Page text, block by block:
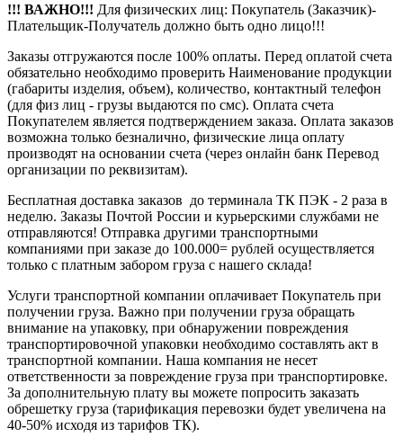
!!! ВАЖНО!!! Для физических лиц: Покупатель (Заказчик)-
Плательщик-Получатель должно быть одно лицо!!!
Заказы отгружаются после 100% оплаты. Перед оплатой счета
обязательно необходимо проверить Наименование продукции
(габариты изделия, объем), количество, контактный телефон
(для физ лиц - грузы выдаются по смс). Оплата счета
Покупателем является подтверждением заказа. Оплата заказов
возможна только безналично, физические лица оплату
производят на основании счета (через онлайн банк Перевод
организации по реквизитам).
Бесплатная доставка заказов до терминала ТК ПЭК - 2 раза в
неделю. Заказы Почтой России и курьерскими службами не
отправляются! Отправка другими транспортными
компаниями при заказе до 100.000= рублей осуществляется
только с платным забором груза с нашего склада!
Услуги транспортной компании оплачивает Покупатель при
получении груза. Важно при получении груза обращать
внимание на упаковку, при обнаружении повреждения
транспортировочной упаковки необходимо составлять акт в
транспортной компании. Наша компания не несет
ответственности за повреждение груза при транспортировке.
За дополнительную плату вы можете попросить заказать
обрешетку груза (тарификация перевозки будет увеличена на
40-50% исходя из тарифов ТК).